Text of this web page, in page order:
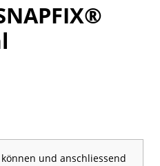
und anschliessend